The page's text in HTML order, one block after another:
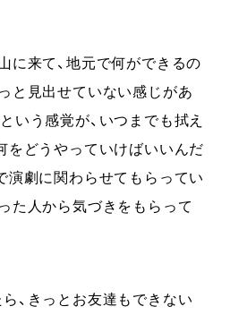
に来て、地元で何ができるの
と見出せていない感じがあ
いう感覚が、いつまでも拭え
をどうやっていけばいいんだ
演劇に関わらせてもらってい
た人から気づきをもらって
、きっとお友達もできない